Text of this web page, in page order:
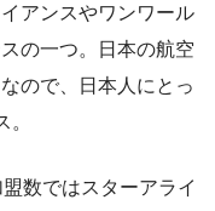
アンスやワンワール
の一つ。日本の航空
ので、日本人にとっ
数ではスターアライ